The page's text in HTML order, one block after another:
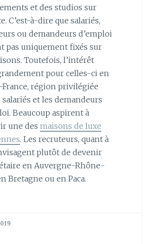
et des studios sur
C’est-à-dire que salariés,
ou demandeurs d’emploi
pas uniquement fixés sur
Toutefois, l’intérêt
pour celles-ci en
région privilégiée
salariés et les demandeurs
Beaucoup aspirent à
une des maisons de luxe
. Les recruteurs, quant à
plutôt de devenir
en Auvergne-Rhône-
Bretagne ou en Paca.